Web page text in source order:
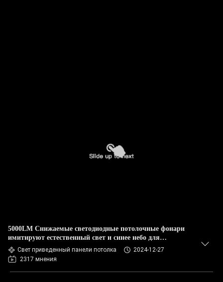
5000LM Снижаемые светодиодные потолочные фонари
имитируют естественный свет и синее небо для
долговременного освещения
Свет приведенный панели потолка
2024-12-27
2317 мнения